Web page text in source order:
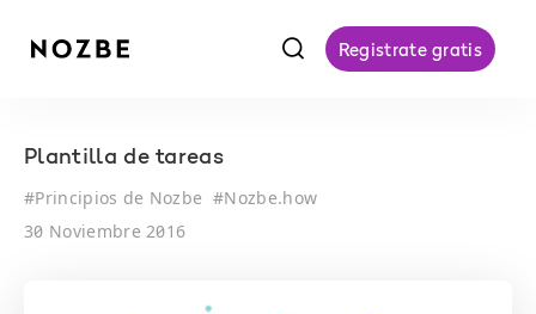
f Registrate gratis
Plantilla de tareas
#Principios de Nozbe #Nozbe.how
30 Noviembre 2016